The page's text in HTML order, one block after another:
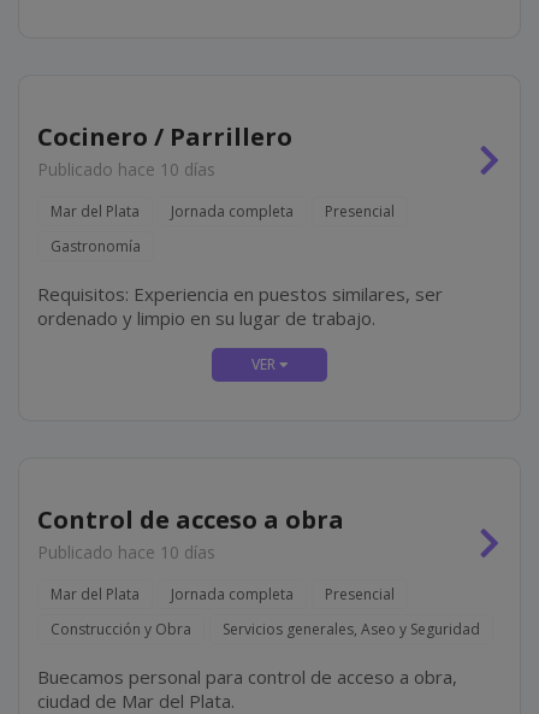
Cocinero / Parrillero
Publicado hace 10 días
Mar del Plata Jornada completa
Presencial
Gastronomía
Requisitos: Experiencia en puestos similares, ser
ordenado y limpio en su lugar de trabajo.
Control de acceso a obra
Publicado hace 10 días
Mar del Plata Jornada completa
Presencial
Construcción y Obra
Servicios generales, Aseo y Seguridad
Buecamos personal para control de acceso a obra,
ciudad de Mar del Plata.